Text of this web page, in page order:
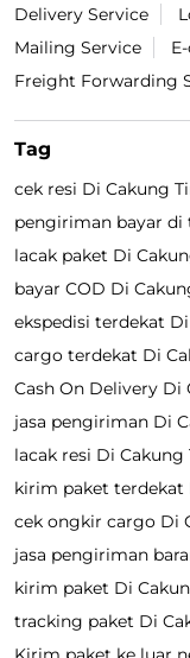
Delivery Service
Mailing Service
Freight Forwarding
Tag
cek resi Di Cakung
pengiriman bayar
lacak paket Di
bayar COD Di
ekspedisi terdekat
cargo terdekat Di
Cash On Delivery Di
jasa pengiriman Di
lacak resi Di Cakung
kirim paket terdekat
cek ongkir cargo Di
jasa pengiriman
kirim paket Di
tracking paket Di